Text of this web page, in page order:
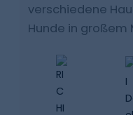
verschiedene
Hunde in